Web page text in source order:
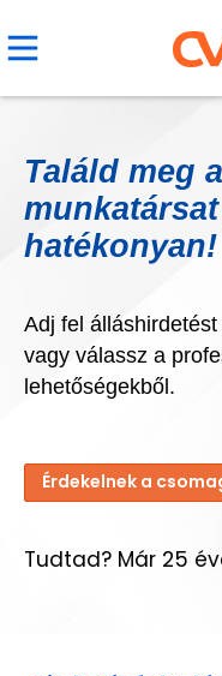
Találd meg
hatékonyan!
Adj fel
vagy válassz a
lehetőségekből.
Érdekelnek a
Tudtad? Már 25